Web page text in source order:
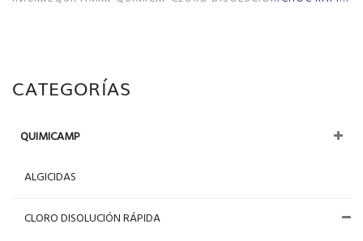
CATEGORÍAS
QUIMICAMP
ALGICIDAS
CLORO DISOLUCIÓN RÁPIDA